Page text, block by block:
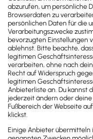
Datensicherheit ein
von Banken gewohnt
TÜV.
TÜV-zertifiziert
Unabhängig geprüft
Sicherheits- und